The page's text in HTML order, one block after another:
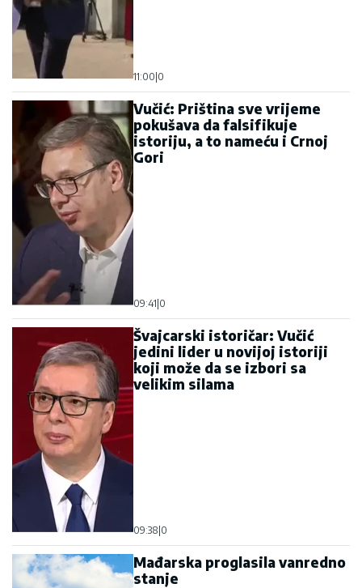
11:00 0
Vučić: Priština sve vrijeme
pokušava da falsifikuje
istoriju, a to nameću i Crnoj
Gori
09:41 0
Švajcarski istoričar: Vučić
jedini lider u novijoj istoriji
koji može da se izbori sa
velikim silama
09:38 0
Mađarska proglasila vanredno
stanje